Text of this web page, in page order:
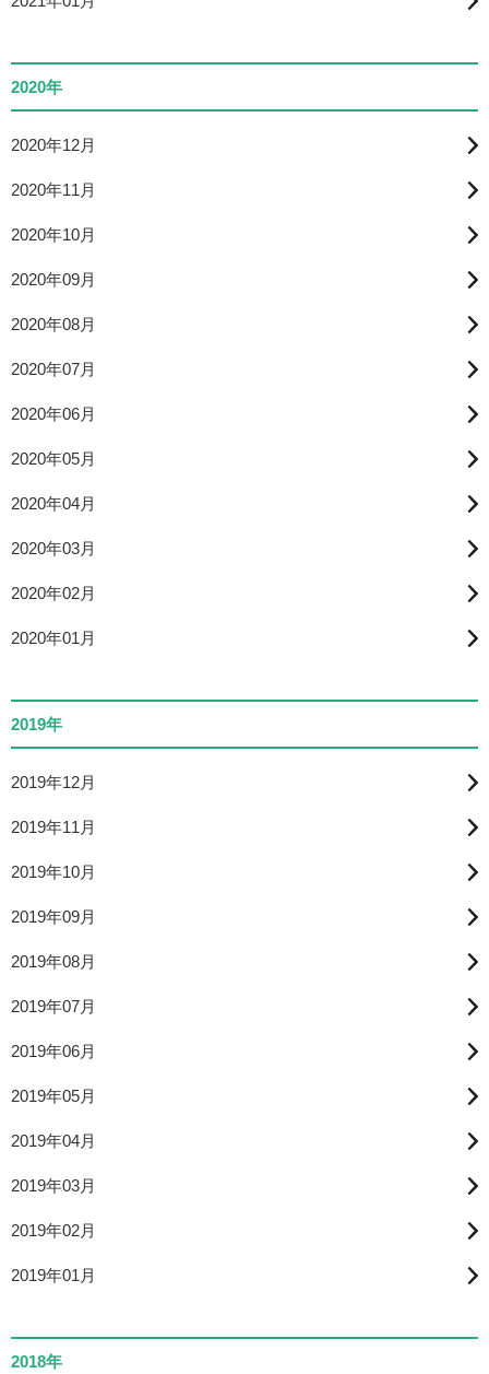
2020年
2020年12月
2020年11月
2020年10月
2020年09月
2020年08月
2020年07月
2020年06月
2020年05月
2020年04月
2020年03月
2020年02月
2020年01月
2019年
2019年12月
2019年11月
2019年10月
2019年09月
2019年08月
2019年07月
2019年06月
2019年05月
2019年04月
2019年03月
2019年02月
2019年01月
2018年